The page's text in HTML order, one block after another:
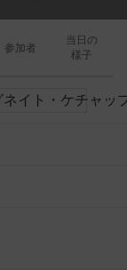
参加者
当日の
様子